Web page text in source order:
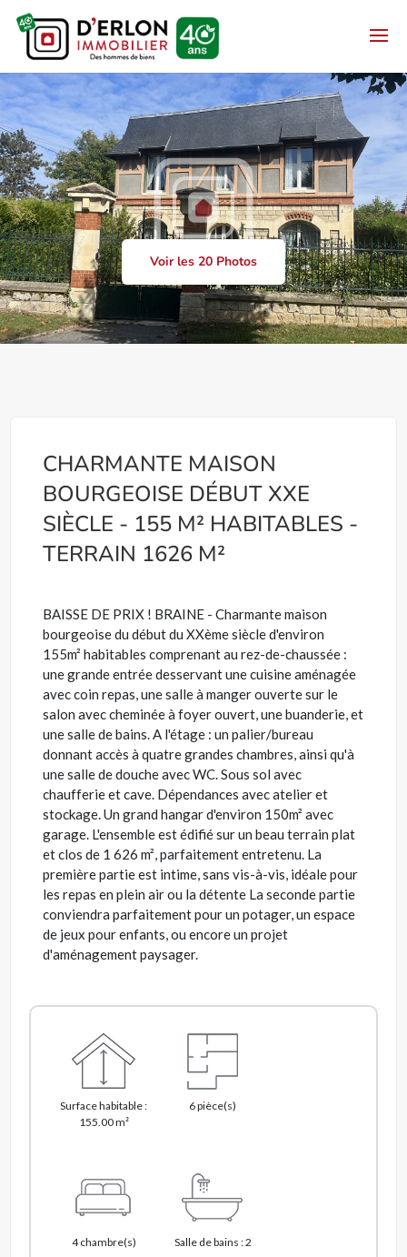
Voir les 20 Photos
CHARMANTE MAISON
BOURGEOISE DÉBUT XXE
SIÈCLE - 155 M² HABITABLES -
TERRAIN 1626 M²
BAISSE DE PRIX ! BRAINE - Charmante maison
bourgeoise du début du XXème siècle d'environ
155m² habitables comprenant au rez-de-chaussée :
une grande entrée desservant une cuisine aménagée
avec coin repas, une salle à manger ouverte sur le
salon avec cheminée à foyer ouvert, une buanderie, et
une salle de bains. A l'étage : un palier/bureau
donnant accès à quatre grandes chambres, ainsi qu'à
une salle de douche avec WC. Sous sol avec
chaufferie et cave. Dépendances avec atelier et
stockage. Un grand hangar d'environ 150m² avec
garage. L'ensemble est édifié sur un beau terrain plat
et clos de 1 626 m², parfaitement entretenu. La
première partie est intime, sans vis-à-vis, idéale pour
les repas en plein air ou la détente La seconde partie
conviendra parfaitement pour un potager, un espace
de jeux pour enfants, ou encore un projet
d'aménagement paysager.
Surface habitable :
155.00 m²
6 pièce(s)
4 chambre(s) Salle de bains : 2